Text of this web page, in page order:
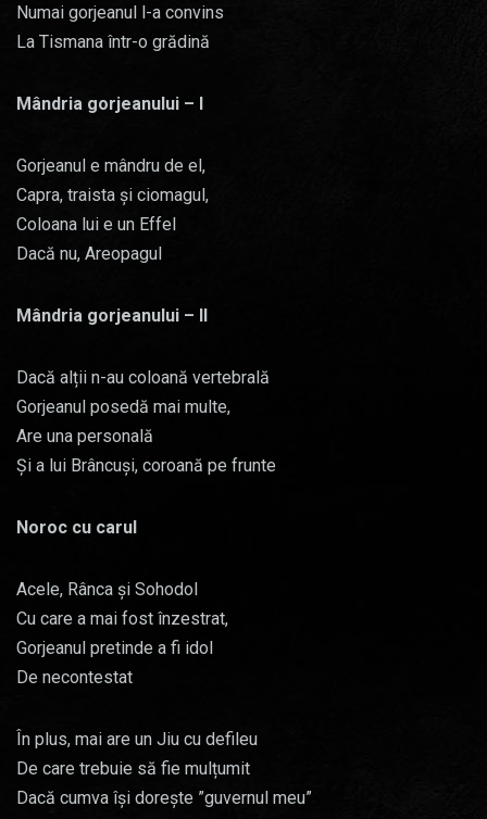
Numai gorjeanul l-a convins
La Tismana într-o grădină
Mândria gorjeanului – I
Gorjeanul e mândru de el,
Capra, traista și ciomagul,
Coloana lui e un Effel
Dacă nu, Areopagul
Mândria gorjeanului – II
Dacă alții n-au coloană vertebrală
Gorjeanul posedă mai multe,
Are una personală
Și a lui Brâncuși, coroană pe frunte
Noroc cu carul
Acele, Rânca și Sohodol
Cu care a mai fost înzestrat,
Gorjeanul pretinde a fi idol
De necontestat
În plus, mai are un Jiu cu defileu
De care trebuie să fie mulțumit
Dacă cumva își dorește ”guvernul meu”